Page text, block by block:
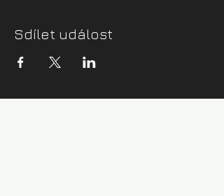
Sdílet událost